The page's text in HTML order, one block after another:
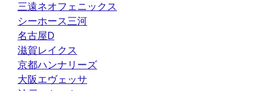
三遠ネオフェニックス
シーホース三河
名古屋D
滋賀レイクス
京都ハンナリーズ
大阪エヴェッサ